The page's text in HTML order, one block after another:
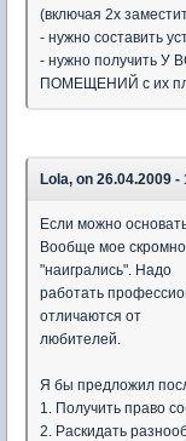
(включая 2х
- нужно составить
- нужно получить
ПОМЕЩЕНИЙ с их
Lola, on 26.04.2009 -
Если можно
Вообще мое
"наигрались". Надо
работать
отличаются от
любителей.
Я бы предложил
1. Получить право
2. Раскидать